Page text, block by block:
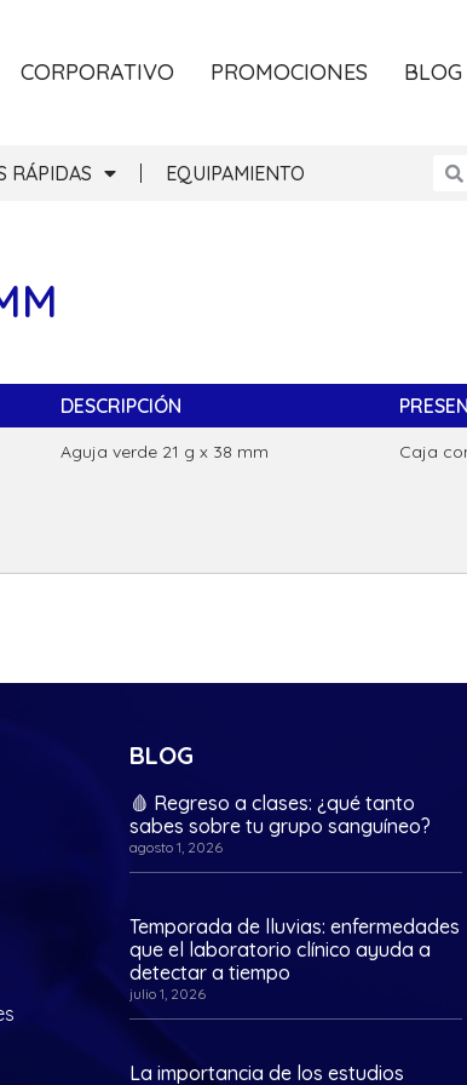
CORPORATIVO PROMOCIONES BLOG
RÁPIDAS EQUIPAMIENTO
DESCRIPCIÓN
Aguja verde 21 g x 38 mm Caja
BLOG
🩸 Regreso a clases: ¿qué tanto
sabes sobre tu grupo sanguíneo?
agosto 1, 2026
Temporada de lluvias: enfermedades
que el laboratorio clínico ayuda a
detectar a tiempo
julio 1, 2026
La importancia de los estudios